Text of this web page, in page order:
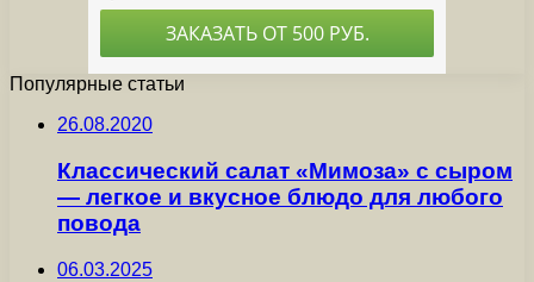
Популярные статьи
26.08.2020
Классический салат «Мимоза» с сыром
— легкое и вкусное блюдо для любого
повода
06.03.2025